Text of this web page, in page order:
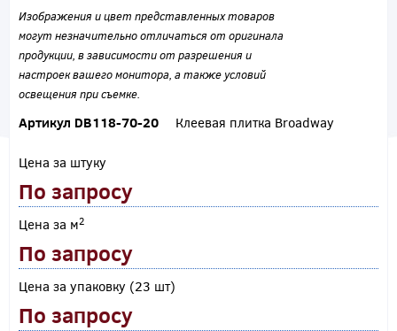
Изображения и цвет представленных товаров
могут незначительно отличаться от оригинала
продукции, в зависимости от разрешения и
настроек вашего монитора, а также условий
освещения при съемке.
Артикул DB118-70-20 Клеевая плитка Broadway
Цена за штуку
По запросу
Цена за м2
По запросу
Цена за упаковку (23 шт)
По запросу